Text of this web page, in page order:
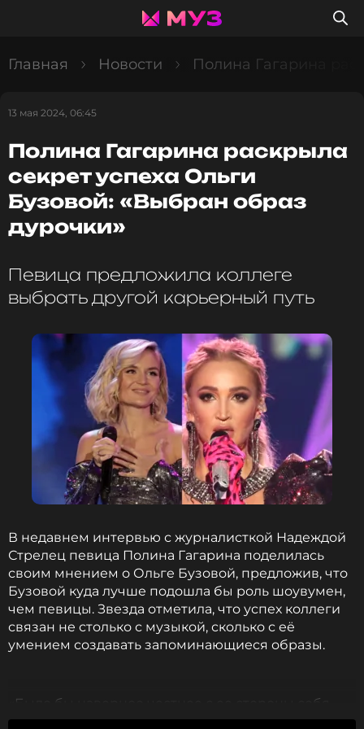
Главная Новости Полина Гагарина
13 мая 2024, 06:45
Полина Гагарина раскрыла
секрет успеха Ольги
Бузовой: «Выбран образ
дурочки»
Певица предложила коллеге
выбрать другой карьерный путь
В недавнем интервью с журналисткой Надеждой
Стрелец певица Полина Гагарина поделилась
своим мнением о Ольге Бузовой, предложив, что
Бузовой куда лучше подошла бы роль шоувумен,
чем певицы. Звезда отметила, что успех коллеги
связан не столько с музыкой, сколько с её
умением создавать запоминающиеся образы.
«Было бы наверное честнее с ее стороны себя
определить, как шоувумен. У нее выбран этот